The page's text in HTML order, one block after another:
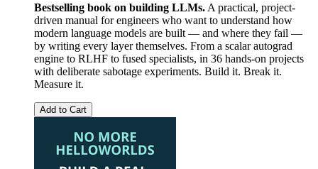
Bestselling book on building LLMs. A practical, project-
driven manual for engineers who want to understand how
modern language models are built — and where they fail —
by writing every layer themselves. From a scalar autograd
engine to RLHF to fused specialists, in 36 hands-on projects
with deliberate sabotage experiments. Build it. Break it.
Measure it.
Add to Cart